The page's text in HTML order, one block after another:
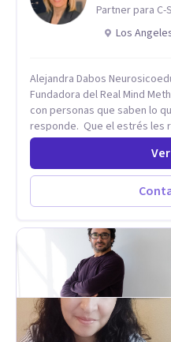
Partner para C-
Los
Alejandra Dabos
Fundadora del Real Mind
con personas que saben lo
responde. Que el estrés les
antes de pensar y después
relaciones importantes se
enfoque combina la
psicoterapia de
Trabajo sobre el sistema nervioso — el
vida. El resultado no es
patrón cambie.